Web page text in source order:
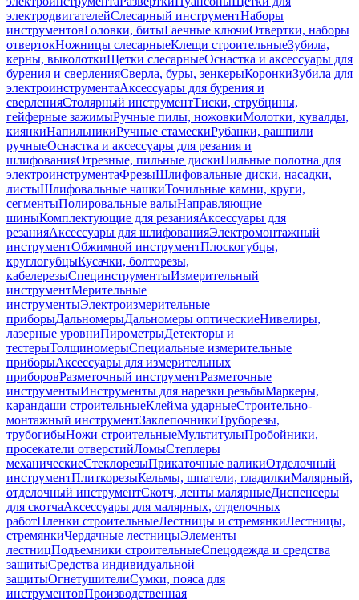
электродвигателейСлесарный инструментНаборы
инструментовГоловки, битыГаечные ключиОтвертки, наборы
отвертокНожницы слесарныеКлещи строительныеЗубила,
керны, выколоткиЩетки слесарныеОснастка и аксессуары для
бурения и сверленияСверла, буры, зенкерыКоронкиЗубила для
электроинструментаАксессуары для бурения и
сверленияСтолярный инструментТиски, струбцины,
гейферные зажимыРучные пилы, ножовкиМолотки, кувалды,
киянкиНапильникиРучные стамескиРубанки, рашпили
ручныеОснастка и аксессуары для резания и
шлифованияОтрезные, пильные дискиПильные полотна для
электроинструментаФрезыШлифовальные диски, насадки,
листыШлифовальные чашкиТочильные камни, круги,
сегментыПолировальные валыНаправляющие
шиныКомплектующие для резанияАксессуары для
резанияАксессуары для шлифованияЭлектромонтажный
инструментОбжимной инструментПлоскогубцы,
круглогубцыКусачки, болторезы,
кабелерезыСпецинструментыИзмерительный
инструментМерительные
инструментыЭлектроизмерительные
приборыДальномерыДальномеры оптическиеНивелиры,
лазерные уровниПирометрыДетекторы и
тестерыТолщиномерыСпециальные измерительные
приборыАксессуары для измерительных
приборовРазметочный инструментРазметочные
инструментыИнструменты для нарезки резьбыМаркеры,
карандаши строительныеКлейма ударныеСтроительно-
монтажный инструментЗаклепочникиТруборезы,
трубогибыНожи строительныеМультитулыПробойники,
просекатели отверстийЛомыСтеплеры
механическиеСтеклорезыПрикаточные валикиОтделочный
инструментПлиткорезыКельмы, шпатели, гладилкиМалярный,
отделочный инструментСкотч, ленты малярныеДиспенсеры
для скотчаАксессуары для малярных, отделочных
работПленки строительныеЛестницы и стремянкиЛестницы,
стремянкиЧердачные лестницыЭлементы
лестницПодъемники строительныеСпецодежда и средства
защитыСредства индивидуальной
защитыОгнетушителиСумки, пояса для
инструментовПроизводственная